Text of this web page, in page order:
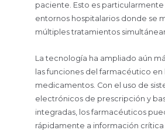
paciente. Esto es
entornos hospitalarios donde se
múltiples tratamientos
La tecnología ha ampliado aún
las funciones del farmacéutico
medicamentos. Con el uso de
electrónicos de prescripción y
integradas, los farmacéuticos
rápidamente a información crítica